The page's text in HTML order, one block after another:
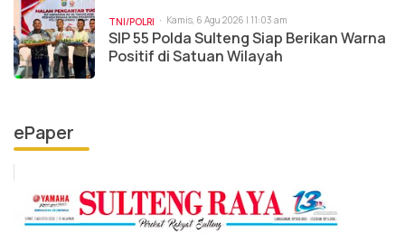
TNI/POLRI Kamis, 6 Agu 2026 | 11:03 am
SIP 55 Polda Sulteng Siap Berikan Warna
Positif di Satuan Wilayah
ePaper